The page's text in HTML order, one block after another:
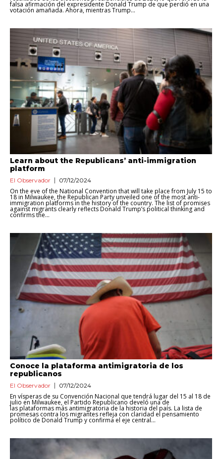
falsa afirmación del expresidente Donald Trump de que perdió en una
votación amañada. Ahora, mientras Trump...
Learn about the Republicans’ anti-immigration
platform
El Observador 07/12/2024
On the eve of the National Convention that will take place from July 15 to
18 in Milwaukee, the Republican Party unveiled one of the most anti-
immigration platforms in the history of the country. The list of promises
against migrants clearly reflects Donald Trump’s political thinking and
confirms the...
Conoce la plataforma antimigratoria de los
republicanos
El Observador 07/12/2024
En vísperas de su Convención Nacional que tendrá lugar del 15 al 18 de
julio en Milwaukee, el Partido Republicano develó una de
las plataformas más antimigratoria de la historia del país. La lista de
promesas contra los migrantes refleja con claridad el pensamiento
político de Donald Trump y confirma el eje central...